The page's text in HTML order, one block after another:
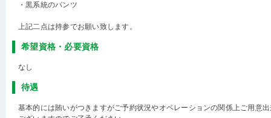
・黒系統のパンツ
上記二点は持参でお願い致します。
希望資格・必要資格
なし
待遇
基本的には賄いがつきますがご予約状況やオペレーションの関係上ご用意